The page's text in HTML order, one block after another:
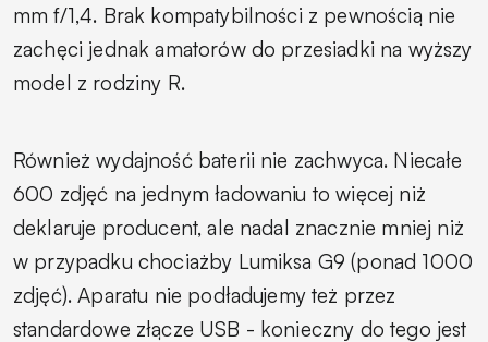
mm f/1,4. Brak kompatybilności z pewnością nie
zachęci jednak amatorów do przesiadki na wyższy
model z rodziny R.
Również wydajność baterii nie zachwyca. Niecałe
600 zdjęć na jednym ładowaniu to więcej niż
deklaruje producent, ale nadal znacznie mniej niż
w przypadku chociażby Lumiksa G9 (ponad 1000
zdjęć). Aparatu nie podładujemy też przez
standardowe złącze USB - konieczny do tego jest